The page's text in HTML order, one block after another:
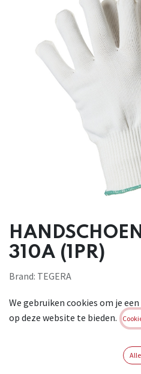
310A (1PR)
Brand: TEGERA
Login of
gaan
We gebruiken cookies om je
op deze website te bieden.